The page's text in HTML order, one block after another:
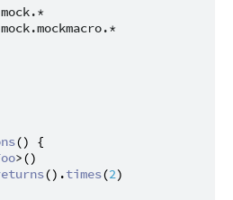
() {
>()
().times(2)